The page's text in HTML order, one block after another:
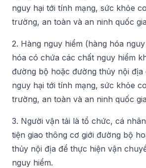
nguy hại tới tính mạng, sức khỏe
trường, an toàn và an ninh quốc
2. Hàng nguy hiểm (hàng hóa
hóa có chứa các chất nguy hiểm
đường bộ hoặc đường thủy nội địa
nguy hại tới tính mạng, sức khỏe
trường, an toàn và an ninh quốc
3. Người vận tải là tổ chức, cá
tiện giao thông cơ giới đường bộ
thủy nội địa để thực hiện vận
nguy hiểm.